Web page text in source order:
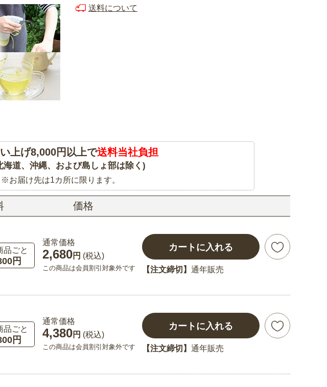
送料について
上げ8,000円以上で送料当社負担
海道、沖縄、および島しょ部は除く)
※お届け先は1カ所に限ります。
価格
品ごと
円
通常価格
2,680円 (税込)
この商品は会員割引対象外です
カートに入れる
【注文締切】 通年販売
品ごと
円
通常価格
4,380円 (税込)
この商品は会員割引対象外です
カートに入れる
【注文締切】 通年販売